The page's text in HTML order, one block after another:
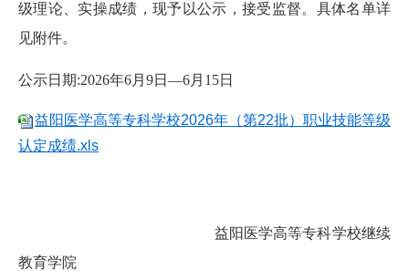
级理论、实操成绩，现予以公示，接受监督。具体名单详
见附件。
公示日期:2026年6月9日—6月15日
益阳医学高等专科学校2026年（第22批）职业技能等级
认定成绩.xls
益阳医学高等专科学校继续
教育学院